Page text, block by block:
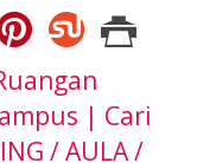
| Cari
/ AULA /